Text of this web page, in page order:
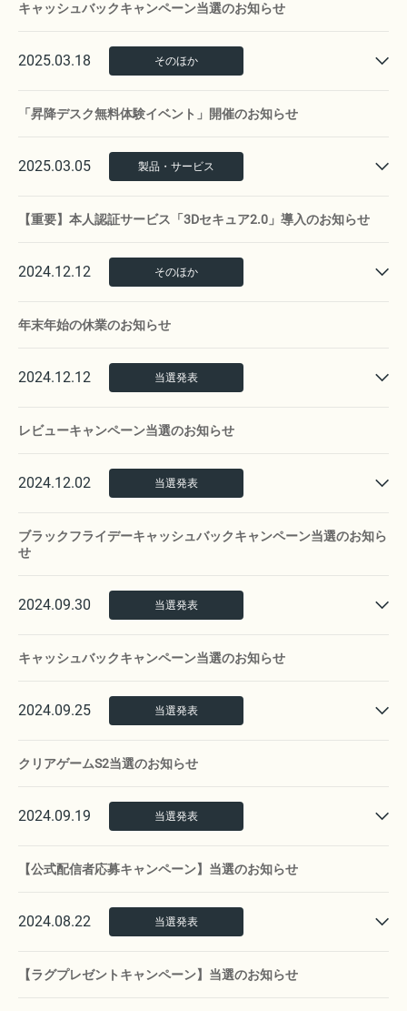
キャッシュバックキャンペーン当選のお知らせ
2025.03.18 そのほか
「昇降デスク無料体験イベント」開催のお知らせ
2025.03.05 製品・サービス
【重要】本人認証サービス「3Dセキュア2.0」導入のお知らせ
2024.12.12 そのほか
年末年始の休業のお知らせ
2024.12.12 当選発表
レビューキャンペーン当選のお知らせ
2024.12.02 当選発表
ブラックフライデーキャッシュバックキャンペーン当選のお知ら
せ
2024.09.30 当選発表
キャッシュバックキャンペーン当選のお知らせ
2024.09.25 当選発表
クリアゲームS2当選のお知らせ
2024.09.19 当選発表
【公式配信者応募キャンペーン】当選のお知らせ
2024.08.22 当選発表
【ラグプレゼントキャンペーン】当選のお知らせ